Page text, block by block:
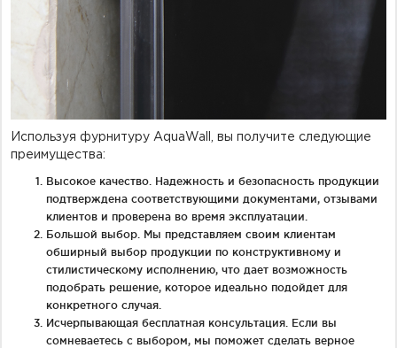
Используя фурнитуру AquaWall, вы получите следующие
преимущества:
Высокое качество. Надежность и безопасность продукции
подтверждена соответствующими документами, отзывами
клиентов и проверена во время эксплуатации.
Большой выбор. Мы представляем своим клиентам
обширный выбор продукции по конструктивному и
стилистическому исполнению, что дает возможность
подобрать решение, которое идеально подойдет для
конкретного случая.
Исчерпывающая бесплатная консультация. Если вы
сомневаетесь с выбором, мы поможет сделать верное